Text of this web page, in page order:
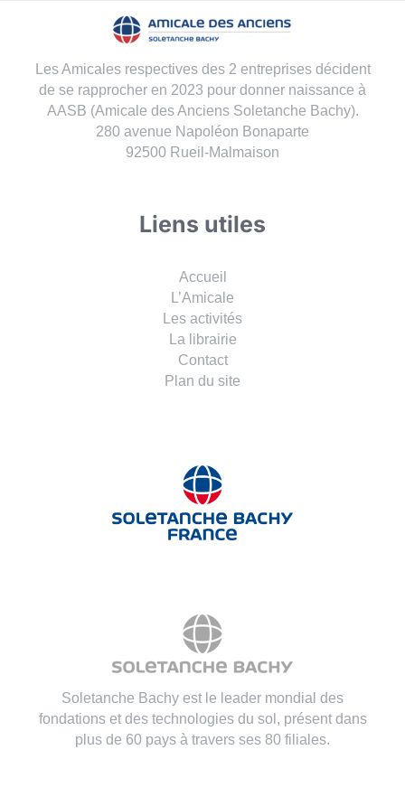
Les Amicales respectives des 2 entreprises décident
de se rapprocher en 2023 pour donner naissance à
AASB (Amicale des Anciens Soletanche Bachy).
280 avenue Napoléon Bonaparte
92500 Rueil-Malmaison
Liens utiles
Accueil
L’Amicale
Les activités
La librairie
Contact
Plan du site
Soletanche Bachy est le leader mondial des
fondations et des technologies du sol, présent dans
plus de 60 pays à travers ses 80 filiales.